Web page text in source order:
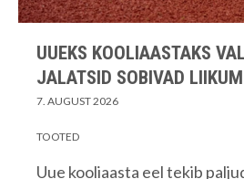
UUEKS KOOLIAASTAKS
JALATSID SOBIVAD
7. AUGUST 2026
TOOTED
Uue kooliaasta eel tekib